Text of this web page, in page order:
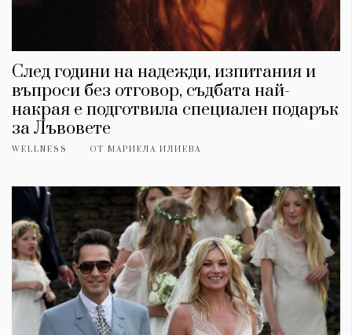
След години на надежди, изпитания и
въпроси без отговор, съдбата най-
накрая е подготвила специален подарък
за Лъвовете
WELLNESS ОТ МАРИЕЛА ИЛИЕВА